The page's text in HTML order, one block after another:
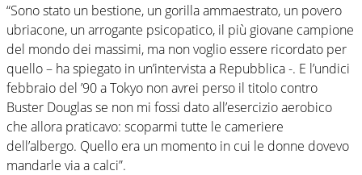
“Sono stato un bestione, un gorilla ammaestrato, un povero
ubriacone, un arrogante psicopatico, il più giovane campione
del mondo dei massimi, ma non voglio essere ricordato per
quello – ha spiegato in un’intervista a Repubblica -. E l’undici
febbraio del ’90 a Tokyo non avrei perso il titolo contro
Buster Douglas se non mi fossi dato all’esercizio aerobico
che allora praticavo: scoparmi tutte le cameriere
dell’albergo. Quello era un momento in cui le donne dovevo
mandarle via a calci”.